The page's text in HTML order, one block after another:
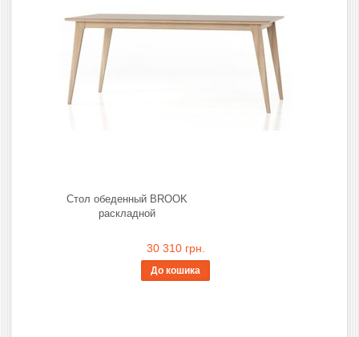
Стол обеденный BROOK
раскладной
30 310 грн.
До кошика